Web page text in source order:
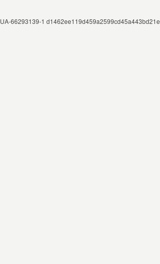
UA-66293139-1 d1462ee119d459a2599cd45a443bd21e